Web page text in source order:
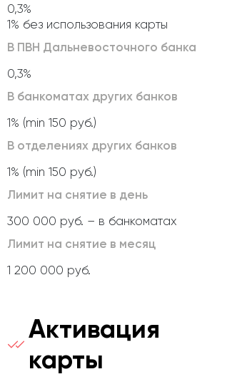
0,3%
1% без использования карты
В ПВН Дальневосточного банка
0,3%
В банкоматах других банков
1% (min 150 руб.)
В отделениях других банков
1% (min 150 руб.)
Лимит на снятие в день
300 000 руб. – в банкоматах
Лимит на снятие в месяц
1 200 000 руб.
Активация
карты